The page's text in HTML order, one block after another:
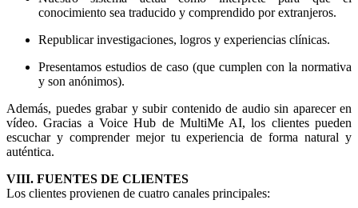
conocimiento sea traducido y comprendido por extranjeros.
Republicar investigaciones, logros y experiencias clínicas.
Presentamos estudios de caso (que cumplen con la normativa
y son anónimos).
Además, puedes grabar y subir contenido de audio sin aparecer en
vídeo. Gracias a Voice Hub de MultiMe AI, los clientes pueden
escuchar y comprender mejor tu experiencia de forma natural y
auténtica.
VIII. FUENTES DE CLIENTES
Los clientes provienen de cuatro canales principales: